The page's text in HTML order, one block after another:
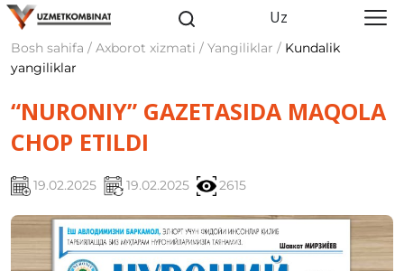
Uz
Bosh sahifa / Axborot xizmati / Yangiliklar / Kundalik
yangiliklar
“NURONIY” GAZETASIDA MAQOLA
CHOP ETILDI
19.02.2025 19.02.2025 2615